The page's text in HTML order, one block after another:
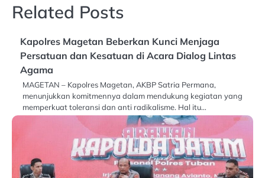
Related Posts
Kapolres Magetan Beberkan Kunci Menjaga
Persatuan dan Kesatuan di Acara Dialog Lintas
Agama
MAGETAN – Kapolres Magetan, AKBP Satria Permana,
menunjukkan komitmennya dalam mendukung kegiatan yang
memperkuat toleransi dan anti radikalisme. Hal itu…